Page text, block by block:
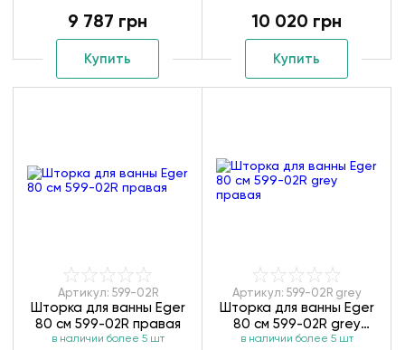
9 787 грн
Купить
10 020 грн
Купить
Артикул: 599-02R
Шторка для ванны Eger
80 см 599-02R правая
в наличии более 5 шт
Артикул: 599-02R grey
Шторка для ванны Eger
80 см 599-02R grey
правая
в наличии более 5 шт